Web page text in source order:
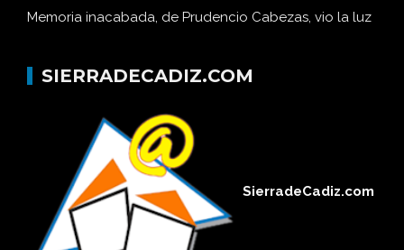
Memoria inacabada, de Prudencio Cabezas, vio la luz
SIERRADECADIZ.COM
SierradeCadiz.com